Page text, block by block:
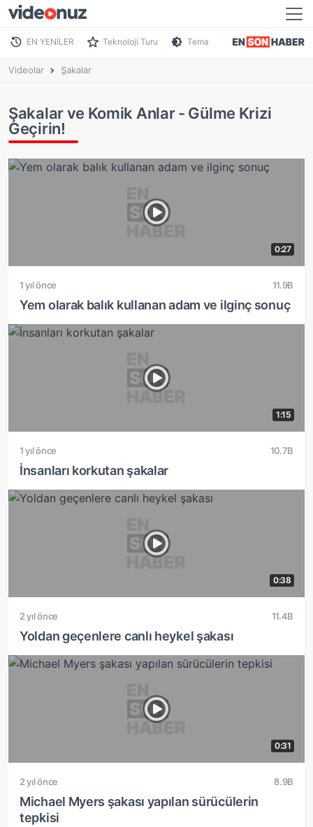
EN YENİLER Teknoloji Turu Tema
Videolar Şakalar
Şakalar ve Komik Anlar - Gülme Krizi
Geçirin!
0:27
1 yıl önce 11.9B
Yem olarak balık kullanan adam ve ilginç sonuç
1:15
1 yıl önce 10.7B
İnsanları korkutan şakalar
0:38
2 yıl önce 11.4B
Yoldan geçenlere canlı heykel şakası
0:31
2 yıl önce 8.9B
Michael Myers şakası yapılan sürücülerin
tepkisi